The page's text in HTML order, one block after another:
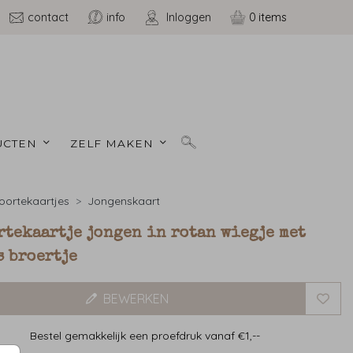
contact info Inloggen 0
ZELF MAKEN
Jongenskaart
jongen in rotan wiegje met
broertje
BEWERKEN
Bestel gemakkelijk een proefdruk vanaf €1,--